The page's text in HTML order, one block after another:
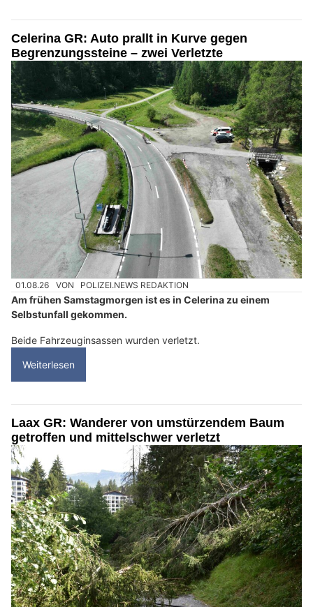
Celerina GR: Auto prallt in Kurve gegen
Begrenzungssteine – zwei Verletzte
01.08.26 VON POLIZEI.NEWS REDAKTION
Am frühen Samstagmorgen ist es in Celerina zu einem
Selbstunfall gekommen.
Beide Fahrzeuginsassen wurden verletzt.
Weiterlesen
Laax GR: Wanderer von umstürzendem Baum
getroffen und mittelschwer verletzt